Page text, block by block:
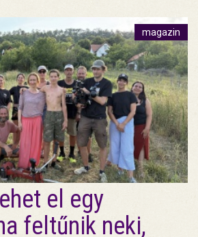
magazin
el egy
feltűnik neki,